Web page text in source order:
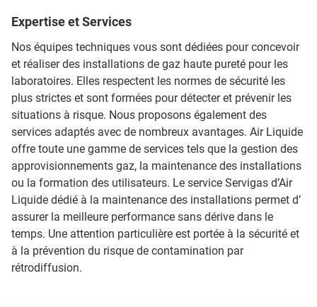
Expertise et Services
Nos équipes techniques vous sont dédiées pour concevoir
et réaliser des installations de gaz haute pureté pour les
laboratoires. Elles respectent les normes de sécurité les
plus strictes et sont formées pour détecter et prévenir les
situations à risque. Nous proposons également des
services adaptés avec de nombreux avantages. Air Liquide
offre toute une gamme de services tels que la gestion des
approvisionnements gaz, la maintenance des installations
ou la formation des utilisateurs. Le service Servigas d’Air
Liquide dédié à la maintenance des installations permet d’
assurer la meilleure performance sans dérive dans le
temps. Une attention particulière est portée à la sécurité et
à la prévention du risque de contamination par
rétrodiffusion.